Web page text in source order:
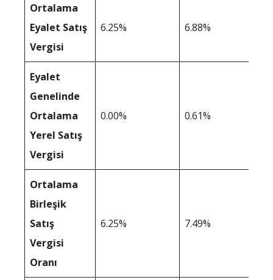
Ortalama
Eyalet Satış
Vergisi
6.25% 6.88%
Eyalet
Genelinde
Ortalama
Yerel Satış
Vergisi
0.00% 0.61%
Ortalama
Birleşik
Satış
Vergisi
Oranı
6.25% 7.49%